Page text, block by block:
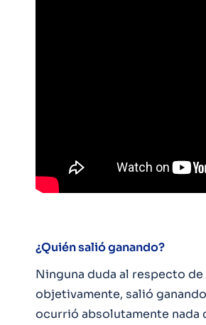
¿Quién salió ganando?
Ninguna duda al respecto de
objetivamente, salió
ocurrió absolutamente nada